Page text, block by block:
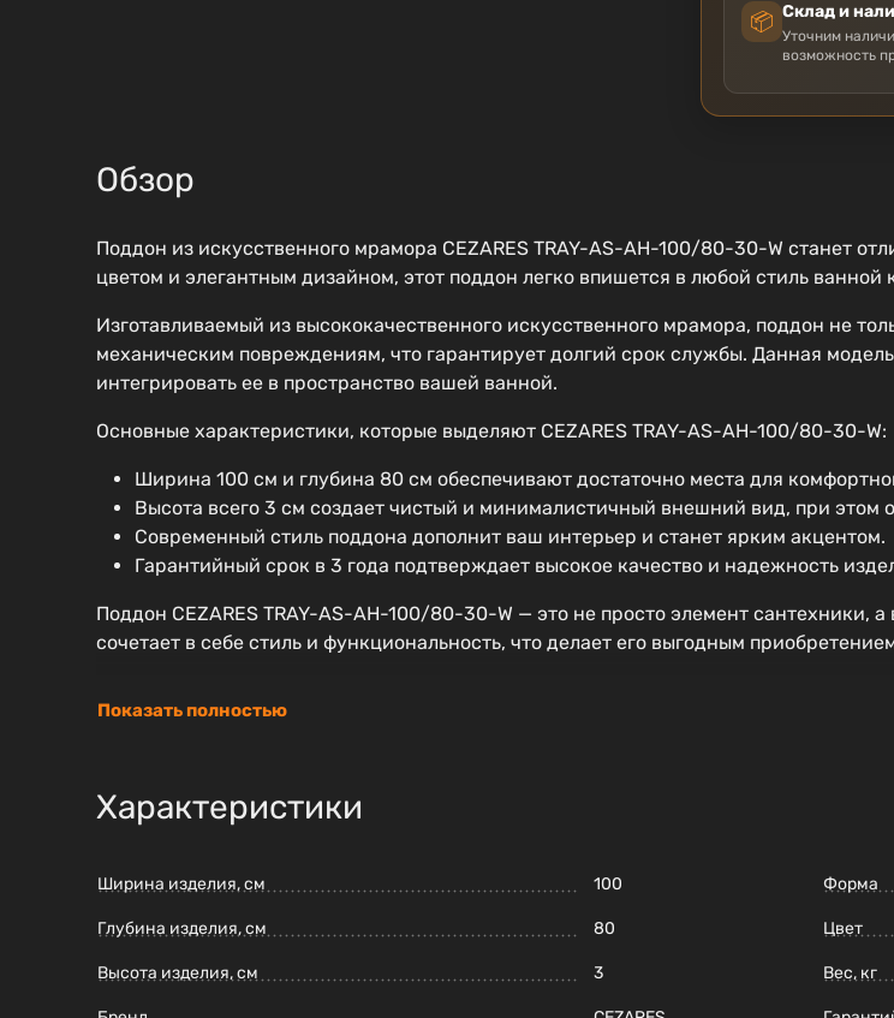
📦 Склад и
Уточним
возможность
Обзор
Поддон из искусственного мрамора CEZARES TRAY-AS-AH-100/80-30-W станет
цветом и элегантным дизайном, этот поддон легко впишется в любой стиль
Изготавливаемый из высококачественного искусственного мрамора, поддон не
механическим повреждениям, что гарантирует долгий срок службы. Данная
интегрировать ее в пространство вашей ванной.
Основные характеристики, которые выделяют CEZARES TRAY-AS-AH-100/80-30-W:
Ширина 100 см и глубина 80 см обеспечивают достаточно места для
Высота всего 3 см создает чистый и минималистичный внешний вид, при этом
Современный стиль поддона дополнит ваш интерьер и станет ярким акцентом.
Гарантийный срок в 3 года подтверждает высокое качество и надежность
Поддон CEZARES TRAY-AS-AH-100/80-30-W — это не просто элемент сантехники,
сочетает в себе стиль и функциональность, что делает его выгодным
Показать полностью
Характеристики
Ширина изделия, см 100
Глубина изделия, см 80
Высота изделия, см 3
Форма
Цвет
Вес, кг